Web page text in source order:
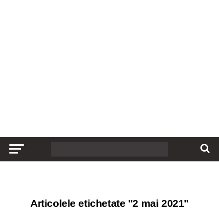
Articolele etichetate "2 mai 2021"